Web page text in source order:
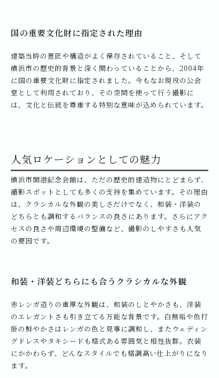
国の重要文化財に指定された理由
建築当時の意匠や構造がよく保存されていること、そして
横浜市の歴史的背景と深く関わっていることから、2004年
に国の重要文化財に指定されました。今もなお現役の公会
堂として利用されており、その空間を使って行う撮影に
は、文化と伝統を尊重する特別な意味が込められています。
人気ロケーションとしての魅力
横浜市開港記念会館は、ただの歴史的建造物にとどまらず、
撮影スポットとしても多くの支持を集めています。その理由
は、クラシカルな外観の美しさだけでなく、和装・洋装の
どちらとも調和するバランスの良さにあります。さらにアク
セスの良さや周辺環境の整備など、撮影のしやすさも人気
の要因です。
和装・洋装どちらにも合うクラシカルな外観
赤レンガ造りの重厚な外観は、和装のしとやかさも、洋装
のエレガントさも引き立てる万能な背景です。白無垢や色打
掛の鮮やかさはレンガの色と見事に調和し、またウェディン
グドレスやタキシードも格式ある雰囲気と相性抜群。衣装
にかかわらず、どんなスタイルでも格調高い仕上がりになり
ます。